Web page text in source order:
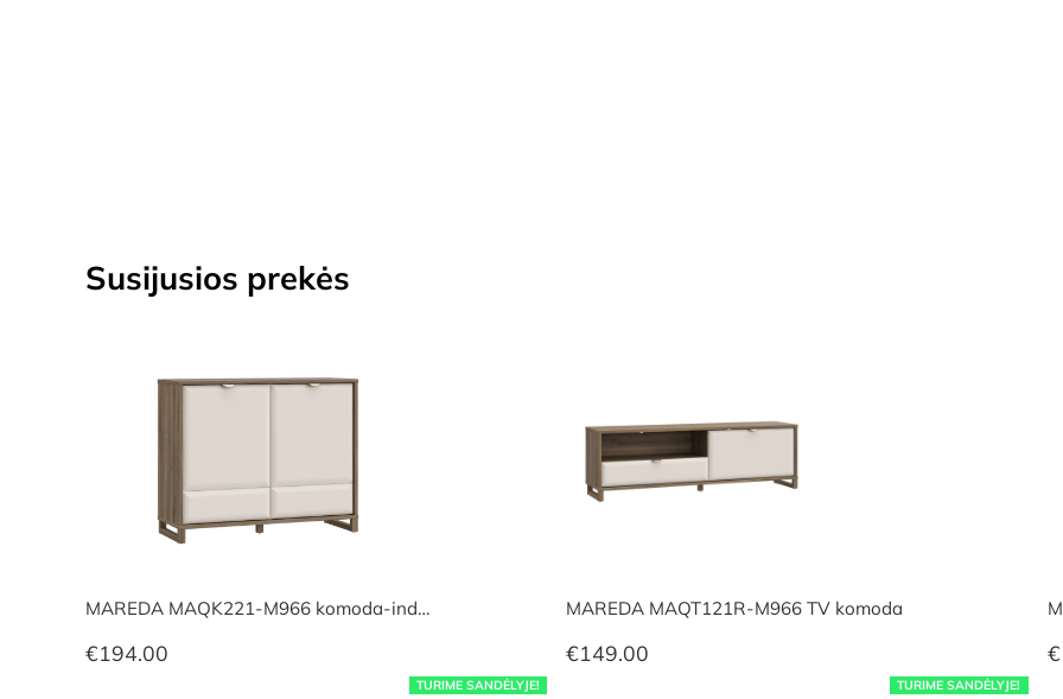
Susijusios prekės
TURIME SANDĖLYJE!
MAREDA MAQK221-M966 komoda-ind…
€194.00
TURIME SANDĖLYJE!
MAREDA MAQT121R-M966 TV komoda
€149.00 €